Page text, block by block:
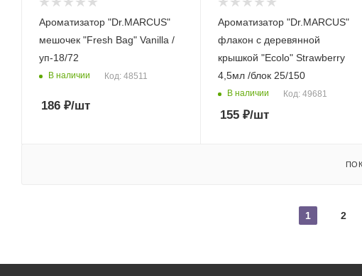
Ароматизатор "Dr.MARСUS"
мешочек "Fresh Bag" Vanilla /
уп-18/72
В наличии Код: 48511
186 ₽/шт
Ароматизатор "Dr.MARCUS"
флакон с деревянной
крышкой "Ecolo" Strawberry
4,5мл /блок 25/150
В наличии Код: 49681
155₽/шт
1 2